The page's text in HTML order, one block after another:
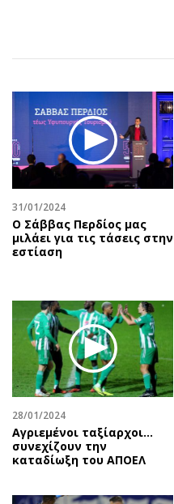
Ελλάδα
Κληρώσεις Allwyn
Οικονομική
Οικονομία
Real Estate
Επιχειρήσεις
Αγορές
Money Review
Trends
Ενέργεια
Ναυτιλία
Περιβάλλον
Ελλάδα
Κόσμος
Παράξενα
Πολιτισμός
31/01/2024
Ο Σάββας Περδίος μας
μιλάει για τις τάσεις στην
εστίαση
28/01/2024
Αγριεμένοι ταξίαρχοι...
συνεχίζουν την
καταδίωξη του ΑΠΟΕΛ